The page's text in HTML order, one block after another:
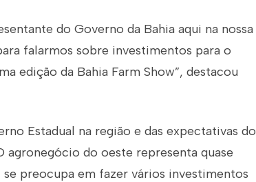
do Governo da Bahia aqui na nossa
falarmos sobre investimentos para o
edição da Bahia Farm Show”, destacou
Estadual na região e das expectativas do
agronegócio do oeste representa quase
preocupa em fazer vários investimentos